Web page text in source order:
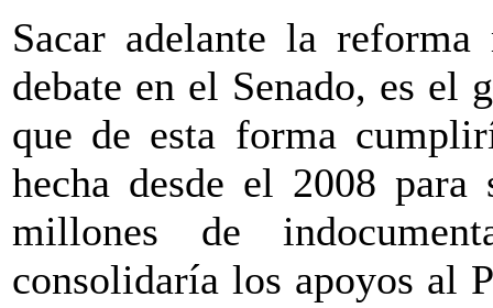
Sacar adelante la
debate en el Senado, es el
que de esta forma
hecha desde el 2008
millones de
consolidaría los apoyos al